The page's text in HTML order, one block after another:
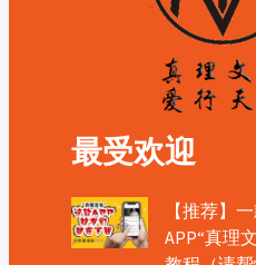
最受欢迎
【推荐】
APP“真理